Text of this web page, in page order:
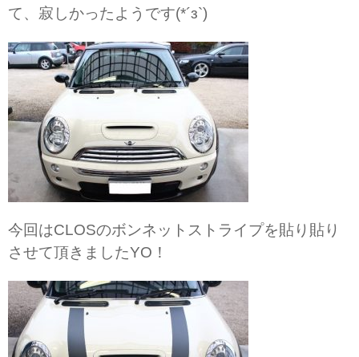
て、寂しかったようです(*´з`)
今回はCLOSのボンネットストライプを貼り貼り
させて頂きましたYO！